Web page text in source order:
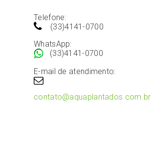
Telefone:
(33)4141-0700
WhatsApp:
(33)4141-0700
E-mail de atendimento:
contato@aquaplantados.com.br